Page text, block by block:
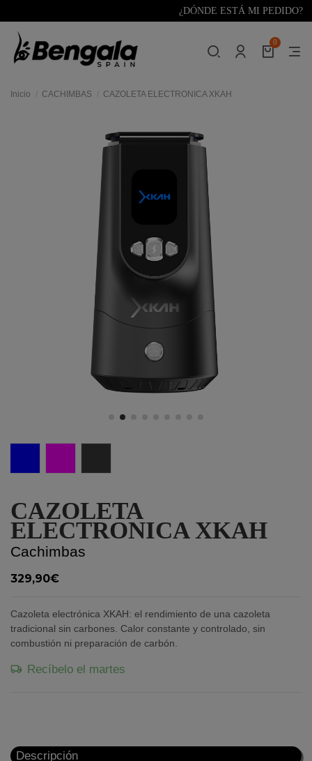
¿DÓNDE ESTÁ MI PEDIDO?
0
Inicio CACHIMBAS CAZOLETA ELECTRONICA XKAH
CAZOLETA
ELECTRONICA XKAH
Cachimbas
329,90€
Cazoleta electrónica XKAH: el rendimiento de una cazoleta
tradicional sin carbones. Calor constante y controlado, sin
combustión ni preparación de carbón.
Recíbelo el martes
Descripción